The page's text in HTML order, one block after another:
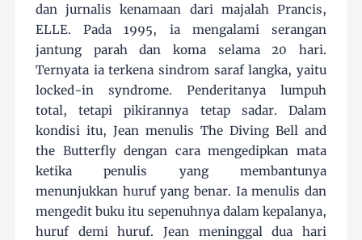
dan jurnalis kenamaan dari majalah Prancis,
ELLE. Pada 1995, ia mengalami serangan
jantung parah dan koma selama 20 hari.
Ternyata ia terkena sindrom saraf langka, yaitu
locked-in syndrome. Penderitanya lumpuh
total, tetapi pikirannya tetap sadar. Dalam
kondisi itu, Jean menulis The Diving Bell and
the Butterfly dengan cara mengedipkan mata
ketika penulis yang membantunya
menunjukkan huruf yang benar. Ia menulis dan
mengedit buku itu sepenuhnya dalam kepalanya,
huruf demi huruf. Jean meninggal dua hari